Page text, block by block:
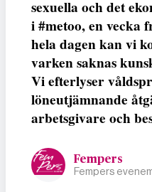
sexuella och det
i #metoo, en vecka
hela dagen kan vi
varken saknas
Vi efterlyser
löneutjämnande
arbetsgivare och
Fempers
Fempers